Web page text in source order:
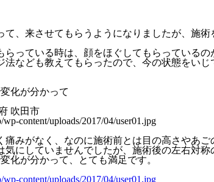
て、来させてもらうようになりましたが、施
らっている時は、顔をほぐしてもらっているの
法なども教えてもらったので、今の状態をい
化が分かって
吹田市
痛みがなく、なのに施術前とは目の高さやあ
気にしていませんでしたが、施術後の左右対
化が分かって、とても満足です。